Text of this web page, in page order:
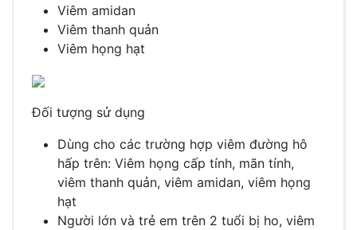
Viêm amidan
Viêm thanh quản
Viêm họng hạt
Đối tượng sử dụng
Dùng cho các trường hợp viêm đường hô
hấp trên: Viêm họng cấp tính, mãn tính,
viêm thanh quản, viêm amidan, viêm họng
hạt
Người lớn và trẻ em trên 2 tuổi bị ho, viêm